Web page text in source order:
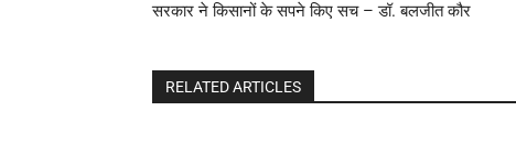
सरकार ने किसानों के सपने किए सच – डॉ. बलजीत कौर
RELATED ARTICLES